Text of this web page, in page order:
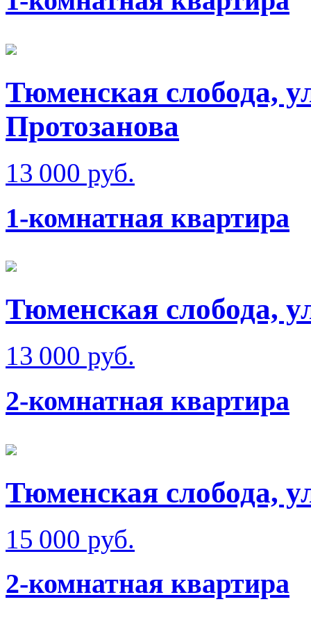
Тюменская слобода,
Протозанова
13 000 руб.
1-комнатная квартира
Тюменская слобода,
13 000 руб.
2-комнатная квартира
Тюменская слобода,
15 000 руб.
2-комнатная квартира